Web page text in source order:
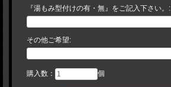
『湯もみ型付けの有・無』をご記入下さい。:
その他ご希望:
購入数： 個